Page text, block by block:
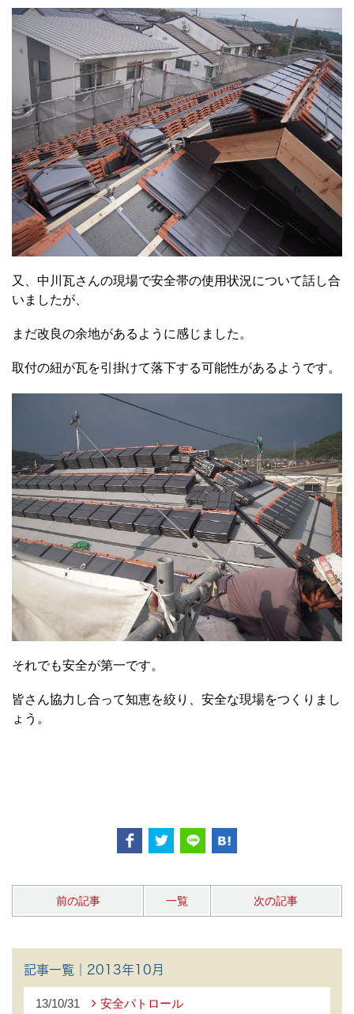
又、中川瓦さんの現場で安全帯の使用状況について話し合
いましたが、
まだ改良の余地があるように感じました。
取付の紐が瓦を引掛けて落下する可能性があるようです。
それでも安全が第一です。
皆さん協力し合って知恵を絞り、安全な現場をつくりまし
ょう。
前の記事 一覧 次の記事
記事一覧｜2013年10月
13/10/31 安全パトロール